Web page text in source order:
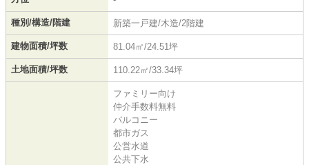
種別/構造/階建 新築一戸建/木造/2階建
建物面積/坪数 81.04㎡/24.51坪
土地面積/坪数 110.22㎡/33.34坪
ファミリー向け
仲介手数料無料
バルコニー
都市ガス
公営水道
公共下水